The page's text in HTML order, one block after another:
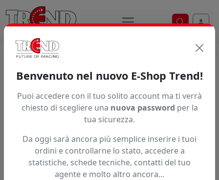
Ricerca
Articolo non trovato.
Hai trovato questo prodotto ad un prezzo più basso?
Fai una segnalazione
Benvenuto nel nuovo E-Shop Trend!
Puoi accedere con il tuo solito account ma ti verrà
chiesto di scegliere una nuova password per la
tua sicurezza.
Da oggi sarà ancora più semplice inserire i tuoi
ordini e controllarne lo stato, accedere a
statistiche, schede tecniche, contatti del tuo
agente e molto altro ancora...